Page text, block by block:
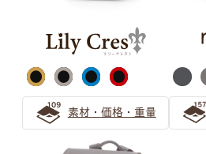
気品漂うパープル（紫色）カラー
ピンク ランドセル
【2026年度ご入学向け】ピンク
素材・価格・重量